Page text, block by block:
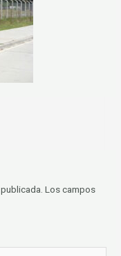
Los campos